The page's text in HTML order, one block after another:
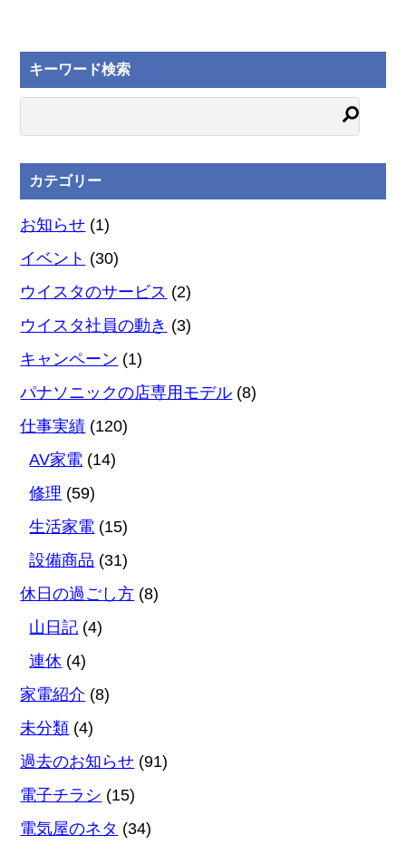
キーワード検索
カテゴリー
お知らせ (1)
イベント (30)
ウイスタのサービス (2)
ウイスタ社員の動き (3)
キャンペーン (1)
パナソニックの店専用モデル (8)
仕事実績 (120)
AV家電 (14)
修理 (59)
生活家電 (15)
設備商品 (31)
休日の過ごし方 (8)
山日記 (4)
連休 (4)
家電紹介 (8)
未分類 (4)
過去のお知らせ (91)
電子チラシ (15)
電気屋のネタ (34)